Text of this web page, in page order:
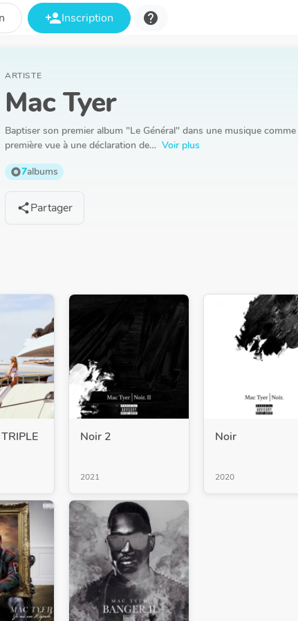
person_addInscription help
ARTISTE
Mac Tyer
Baptiser son premier album "Le Général" dans une musique
première vue à une déclaration de… Voir plus
album7albums
sharePartager
Noir 2
2021
Noir
2020